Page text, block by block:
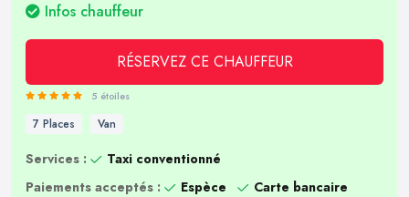
Infos chauffeur
RÉSERVEZ CE CHAUFFEUR
5 étoiles
7 Places Van
Services :
Taxi conventionné
Paiements acceptés :
Espèce
Carte bancaire